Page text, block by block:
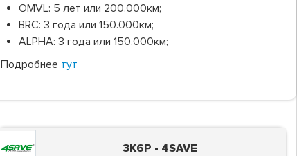
OMVL: 5 лет или 200.000км;
BRC: 3 года или 150.000км;
ALPHA: 3 года или 150.000км;
Подробнее тут
3K6P - 4SAVE